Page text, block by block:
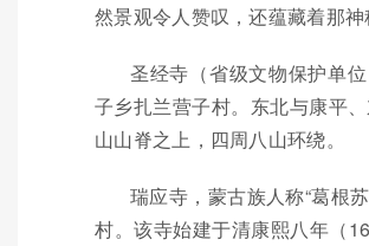
然景观令人赞叹，还蕴藏着那神
圣经寺（省级文物保护单
子乡扎兰营子村。东北与康平
山山脊之上，四周八山环绕。
瑞应寺，蒙古族人称“葛根
村。该寺始建于清康熙八年（